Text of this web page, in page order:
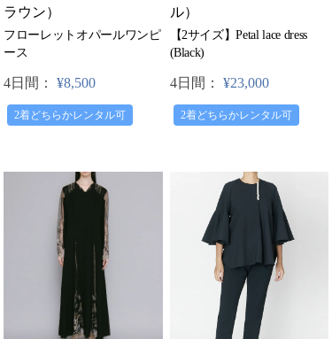
ラウン）
フローレットオパールワンピ
ース
4日間： ¥8,500
2着どちらかレンタル可
ル）
【2サイズ】Petal lace dress
(Black)
4日間： ¥23,000
2着どちらかレンタル可